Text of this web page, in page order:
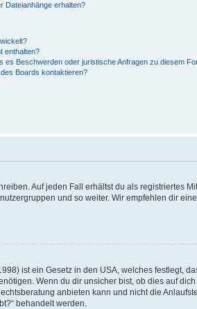
Dateianhänge erhalten?
enthalten?
es Beschwerden oder juristische Anfragen zu diesem
Boards kontaktieren?
Auf jeden Fall erhältst du als registriertes
und so weiter. Wir empfehlen dir
ist ein Gesetz in den USA, welches festlegt,
Wenn du dir unsicher bist, ob dies auf
anbieten kann und nicht die
behandelt werden.